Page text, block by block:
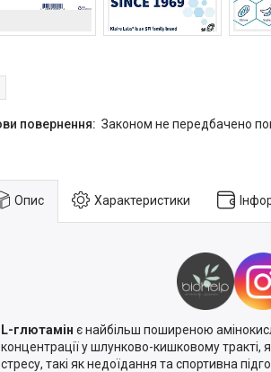
Законом не передбачено
Опис Характеристики
L-глютамін є найбільш поширеною
концентрації у шлунково-кишковому
стресу, такі як недоїдання та спортивна